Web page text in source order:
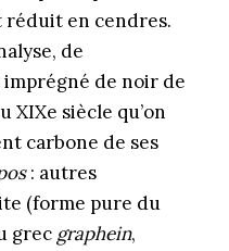
réduit en cendres.
de
de noir de
XIXe siècle qu’on
carbone de ses
: autres
(forme pure du
grec graphein,